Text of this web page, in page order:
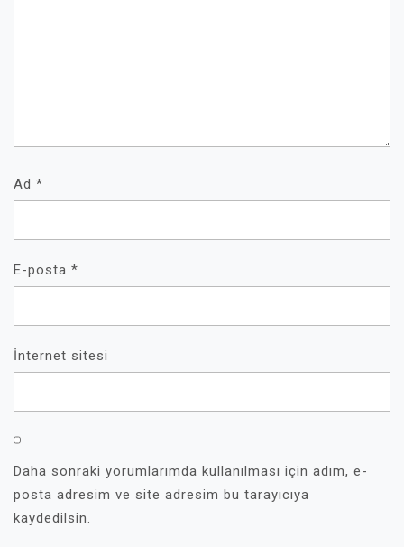
Ad *
E-posta *
İnternet sitesi
Daha sonraki yorumlarımda kullanılması için adım, e-
posta adresim ve site adresim bu tarayıcıya
kaydedilsin.